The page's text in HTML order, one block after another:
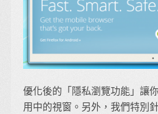
優化後的「隱私瀏覽功能」讓
用中的視窗。另外，我們特別